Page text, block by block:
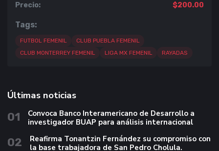
Precio: $200.00
Tags:
FUTBOL FEMENIL
CLUB PUEBLA FEMENIL
CLUB MONTERREY FEMENIL
LIGA MX FEMENIL RAYADAS
Últimas noticias
01
Convoca Banco Interamericano de Desarrollo a
investigador BUAP para análisis internacional
02
Reafirma Tonantzin Fernández su compromiso con
la base trabajadora de San Pedro Cholula.